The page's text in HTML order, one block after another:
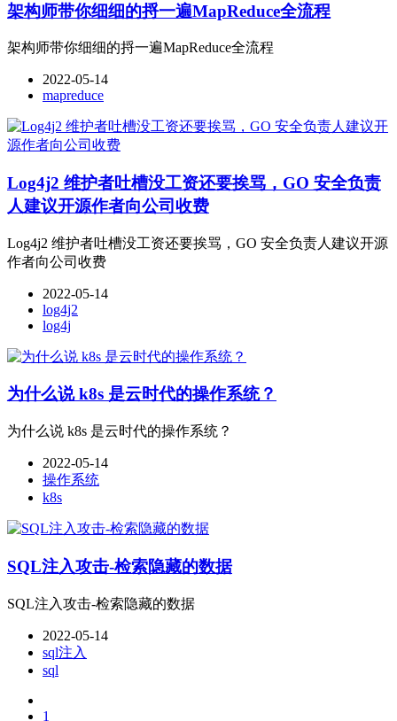
架构师带你细细的捋一遍MapReduce全流程
架构师带你细细的捋一遍MapReduce全流程
2022-05-14
mapreduce
Log4j2 维护者吐槽没工资还要挨骂，GO 安全负责
人建议开源作者向公司收费
Log4j2 维护者吐槽没工资还要挨骂，GO 安全负责人建议开源
作者向公司收费
2022-05-14
log4j2
log4j
为什么说 k8s 是云时代的操作系统？
为什么说 k8s 是云时代的操作系统？
2022-05-14
操作系统
k8s
SQL注入攻击-检索隐藏的数据
SQL注入攻击-检索隐藏的数据
2022-05-14
sql注入
sql
1